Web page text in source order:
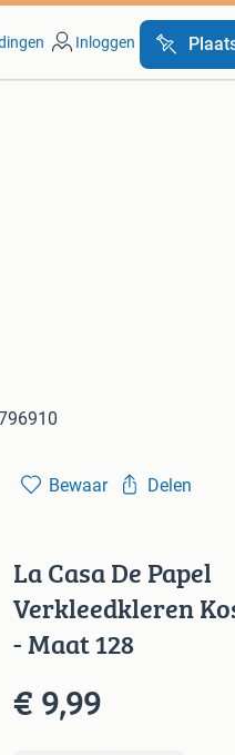
Inloggen
Bewaar Delen
La Casa De Papel
Verkleedkleren
- Maat 128
€ 9,99